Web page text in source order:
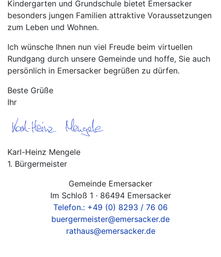
Kindergarten und Grundschule bietet Emersacker
besonders jungen Familien attraktive Voraussetzungen
zum Leben und Wohnen.
Ich wünsche Ihnen nun viel Freude beim virtuellen
Rundgang durch unsere Gemeinde und hoffe, Sie auch
persönlich in Emersacker begrüßen zu dürfen.
Beste Grüße
Ihr
Karl-Heinz Mengele
1. Bürgermeister
Gemeinde Emersacker
Im Schloß 1 · 86494 Emersacker
Telefon.: +49 (0) 8293 / 76 06
buergermeister@emersacker.de
rathaus@emersacker.de